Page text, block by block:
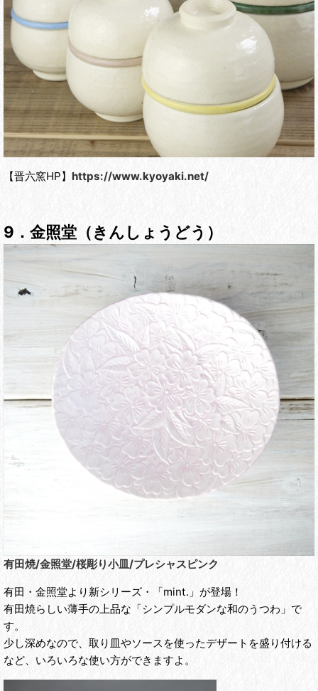
【晋六窯HP】 https://www.kyoyaki.net/
9．金照堂（きんしょうどう）
有田焼/金照堂/桜彫り小皿/プレシャスピンク
有田・金照堂より新シリーズ・「mint.」が登場！
有田焼らしい薄手の上品な「シンプルモダンな和のうつわ」で
す。
少し深めなので、取り皿やソースを使ったデザートを盛り付ける
など、いろいろな使い方ができますよ。